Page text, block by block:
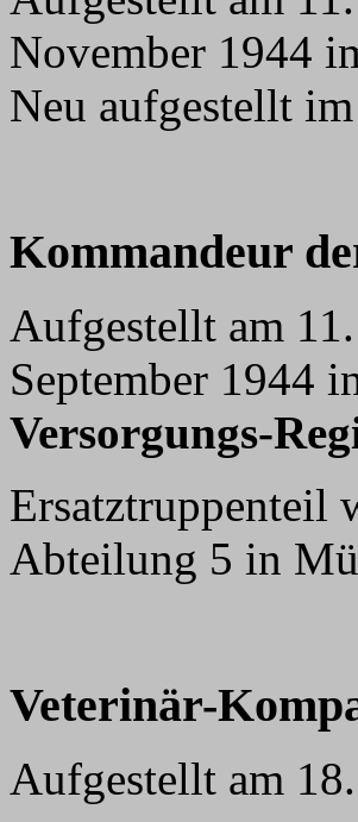
November 1944
Neu aufgestellt
Kommandeur
Aufgestellt am
September 1944
Versorgungs-
Ersatztruppenteil
Abteilung 5 in
Veterinär-
Aufgestellt am